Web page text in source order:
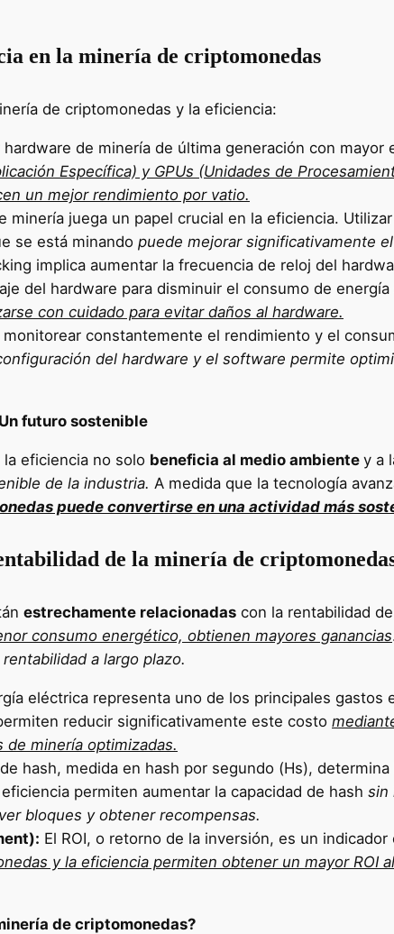
en la minería de criptomonedas
de criptomonedas y la eficiencia:
hardware de minería de última generación con
Específica) y GPUs (Unidades de
un mejor rendimiento por vatio.
minería juega un papel crucial en la eficiencia.
se está minando puede mejorar significativamente
implica aumentar la frecuencia de reloj del
del hardware para disminuir el consumo de
con cuidado para evitar daños al hardware.
monitorear constantemente el rendimiento y el
del hardware y el software permite
futuro sostenible
eficiencia no solo beneficia al medio ambiente y a
de la industria. A medida que la tecnología
puede convertirse en una actividad más
de la minería de
estrechamente relacionadas con la rentabilidad
consumo energético, obtienen mayores ganancias
a largo plazo.
eléctrica representa uno de los principales gastos
reducir significativamente este costo
minería optimizadas.
hash, medida en hash por segundo (Hs),
permiten aumentar la capacidad de hash sin
bloques y obtener recompensas.
El ROI, o retorno de la inversión, es un
y la eficiencia permiten obtener un mayor ROI
de criptomonedas?